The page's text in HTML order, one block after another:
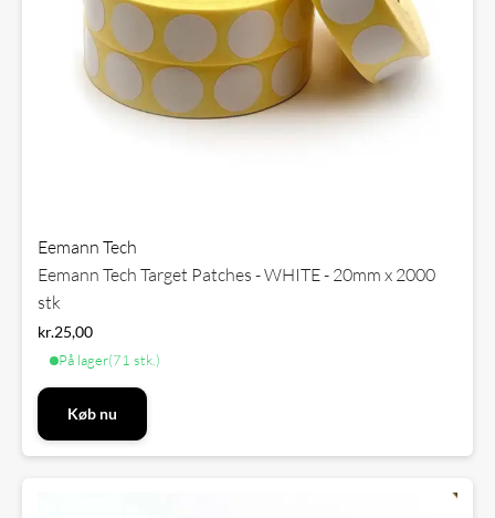
Eemann Tech
Eemann Tech Target Patches - WHITE - 20mm x 2000
stk
kr.25,00
På lager(71 stk.)
Køb nu